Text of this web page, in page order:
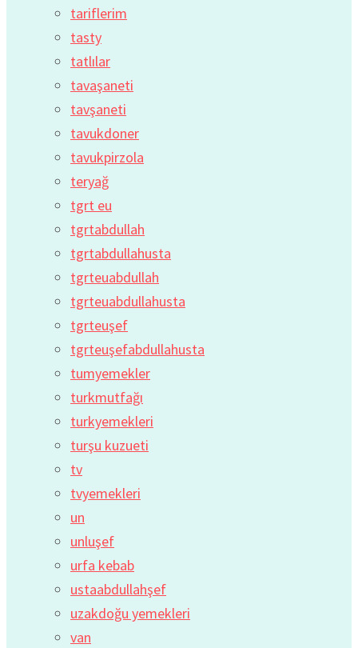
tariflerim
tasty
tatlılar
tavaşaneti
tavşaneti
tavukdoner
tavukpirzola
teryağ
tgrt eu
tgrtabdullah
tgrtabdullahusta
tgrteuabdullah
tgrteuabdullahusta
tgrteuşef
tgrteuşefabdullahusta
tumyemekler
turkmutfağı
turkyemekleri
turşu kuzueti
tv
tvyemekleri
un
unluşef
urfa kebab
ustaabdullahşef
uzakdoğu yemekleri
van